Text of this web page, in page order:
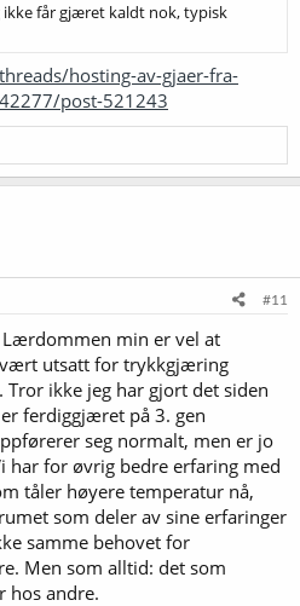
får gjæret kaldt nok, typisk
hosting-av-gjaer-fra-
post-521243
#11
min er vel at
utsatt for trykkgjæring
ikke jeg har gjort det siden
ferdiggjæret på 3. gen
seg normalt, men er jo
har for øvrig bedre erfaring med
tåler høyere temperatur nå,
som deler av sine erfaringer
samme behovet for
Men som alltid: det som
hos andre.